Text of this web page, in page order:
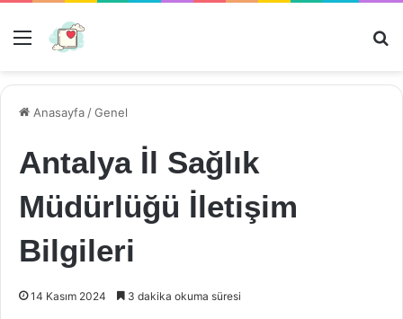
Menü
Anasayfa /Genel
Antalya İl Sağlık
Müdürlüğü İletişim
Bilgileri
14 Kasım 2024 3 dakika okuma süresi